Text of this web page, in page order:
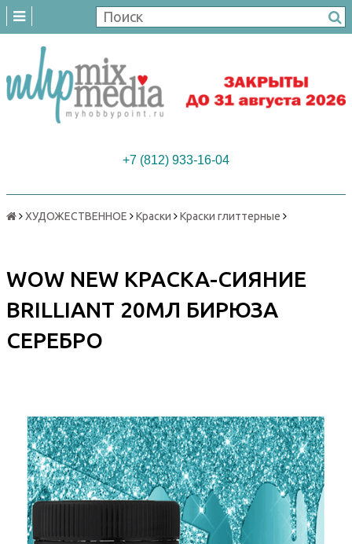
+7 (812) 933-16-04
ХУДОЖЕСТВЕННОЕ Краски Краски глиттерные
WOW NEW КРАСКА-СИЯНИЕ
BRILLIANT 20МЛ БИРЮЗА
СЕРЕБРО